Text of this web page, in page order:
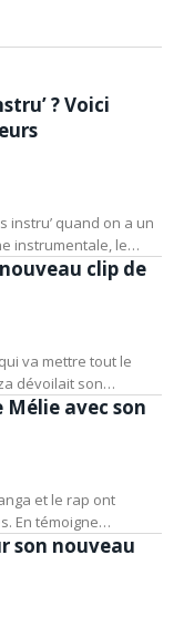
? Voici
instru’ quand on a un
instrumentale, le…
clip de
va mettre tout le
dévoilait son…
Mélie avec son
et le rap ont
En témoigne…
son nouveau